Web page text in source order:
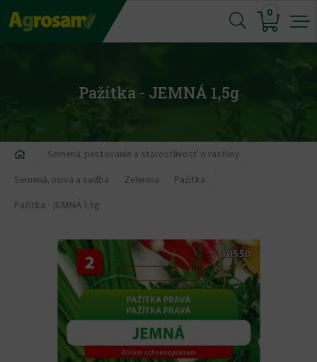
Jump
to
0
Pažítka - JEMNÁ 1,5g
Nachádzate
sa
tu
Semená, pestovanie a starostlivosť o rastliny
Semená, osivá a sadba
Zelenina
Pažitka
Pažítka - JEMNÁ 1,5g